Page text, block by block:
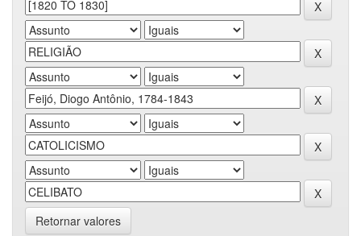
Retornar valores